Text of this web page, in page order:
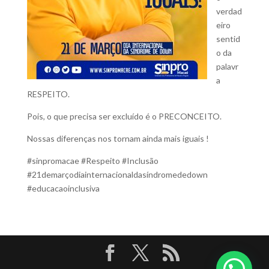
verdad
eiro
sentid
o da
palavr
a
RESPEITO.
Pois, o que precisa ser excluído é o PRECONCEITO.
Nossas diferenças nos tornam ainda mais iguais !
#sinpromacae #Respeito #Inclusão
#21demarçodiainternacionaldasíndromededown
#educacaoinclusiva